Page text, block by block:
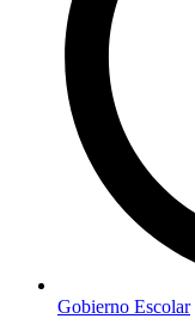
Gobierno Escolar